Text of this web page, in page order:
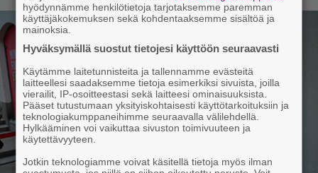
hyödynnämme henkilötietoja tarjotaksemme paremman
käyttäjäkokemuksen sekä kohdentaaksemme sisältöä ja
mainoksia.
Hyväksymällä suostut tietojesi käyttöön seuraavasti
Käytämme laitetunnisteita ja tallennamme evästeitä
laitteellesi saadaksemme tietoja esimerkiksi sivuista, joilla
vierailit, IP-osoitteestasi sekä laitteesi ominaisuuksista.
Pääset tutustumaan yksityiskohtaisesti käyttötarkoituksiin ja
teknologiakumppaneihimme seuraavalla välilehdellä.
Hylkääminen voi vaikuttaa sivuston toimivuuteen ja
käytettävyyteen.
Jotkin teknologiamme voivat käsitellä tietoja myös ilman